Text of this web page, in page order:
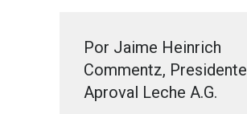
Por Jaime Heinrich
Commentz, Presidente
Aproval Leche A.G.